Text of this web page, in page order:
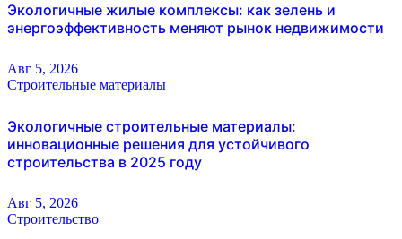
Экологичные жилые комплексы: как зелень и
энергоэффективность меняют рынок недвижимости
Авг 5, 2026
Строительные материалы
Экологичные строительные материалы:
инновационные решения для устойчивого
строительства в 2025 году
Авг 5, 2026
Строительство